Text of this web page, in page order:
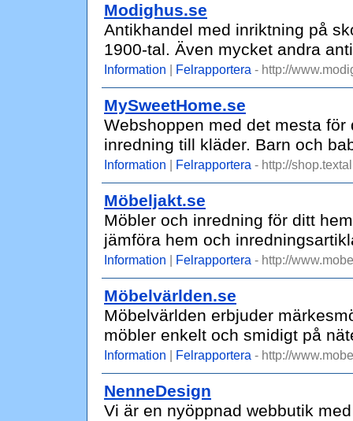
Modighus.se
Antikhandel med inriktning på
1900-tal. Även mycket andra
Information | Felrapportera - http://
MySweetHome.se
Webshoppen med det mesta
inredning till kläder. Barn och
Information | Felrapportera - http://
Möbeljakt.se
Möbler och inredning för ditt
jämföra hem och
Information | Felrapportera - http://
Möbelvärlden.se
Möbelvärlden erbjuder
möbler enkelt och smidigt på
Information | Felrapportera - http://
NenneDesign
Vi är en nyöppnad webbutik